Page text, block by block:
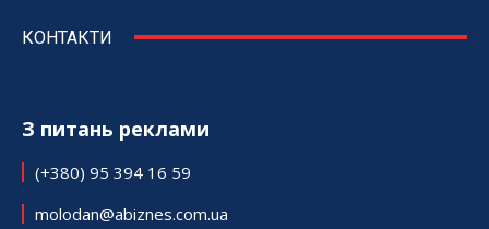
КОНТАКТИ
З питань реклами
(+380) 95 394 16 59
molodan@abiznes.com.ua